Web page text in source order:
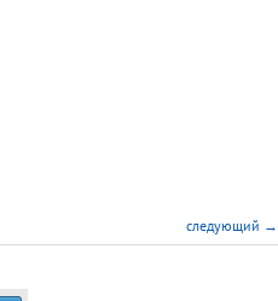
следующий →